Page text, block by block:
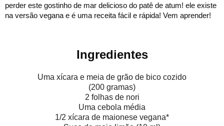
perder este gostinho de mar delicioso do patê de atum! ele existe
na versão vegana e é uma receita fácil e rápida! Vem aprender!
Ingredientes
Uma xícara e meia de grão de bico cozido
(200 gramas)
2 folhas de nori
Uma cebola média
1/2 xícara de maionese vegana*